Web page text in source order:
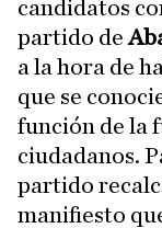
candidatos
partido de
a la hora de
que se
función de la
ciudadanos.
partido
manifiesto